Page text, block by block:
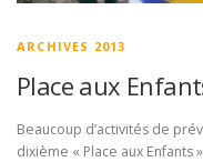
ARCHIVES 2013
Place aux
Beaucoup d’activités de
dixième « Place aux Enfants